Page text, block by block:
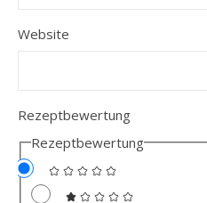
Website
Rezeptbewertung
Rezeptbewertung